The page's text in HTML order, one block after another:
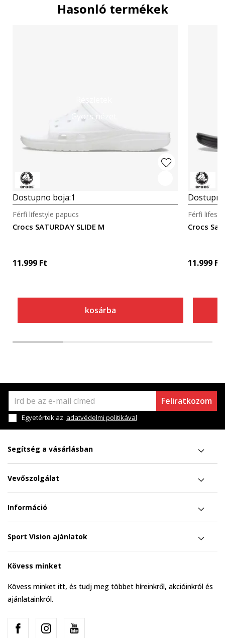
Hasonló termékek
Részletek
Gyors nézet
Dostupno boja:1
Crocs SATURDAY SLIDE M
Férfi lifestyle papucs
11.999 Ft
kosárba
Crocs
Férfi
11.999 Ft
Feliratkozom
Egyetértek az adatvédelmi politikával
Segítség a vásárlásban
Vevőszolgálat
Információ
Sport Vision ajánlatok
Kövess minket
Kövess minket itt, és tudj meg többet híreinkről, akcióinkról és
ajánlatainkról.